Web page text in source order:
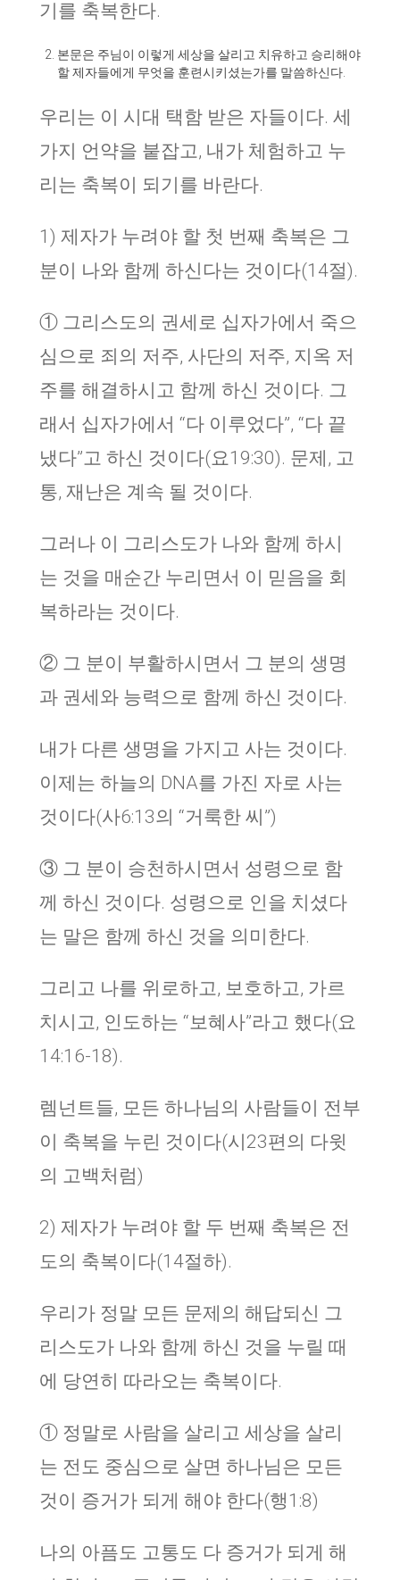
기를 축복한다.
본문은 주님이 이렇게 세상을 살리고 치유하고 승리해야
할 제자들에게 무엇을 훈련시키셨는가를 말씀하신다.
우리는 이 시대 택함 받은 자들이다. 세
가지 언약을 붙잡고, 내가 체험하고 누
리는 축복이 되기를 바란다.
1) 제자가 누려야 할 첫 번째 축복은 그
분이 나와 함께 하신다는 것이다(14절).
① 그리스도의 권세로 십자가에서 죽으
심으로 죄의 저주, 사단의 저주, 지옥 저
주를 해결하시고 함께 하신 것이다. 그
래서 십자가에서 “다 이루었다”, “다 끝
냈다”고 하신 것이다(요19:30). 문제, 고
통, 재난은 계속 될 것이다.
그러나 이 그리스도가 나와 함께 하시
는 것을 매순간 누리면서 이 믿음을 회
복하라는 것이다.
② 그 분이 부활하시면서 그 분의 생명
과 권세와 능력으로 함께 하신 것이다.
내가 다른 생명을 가지고 사는 것이다.
이제는 하늘의 DNA를 가진 자로 사는
것이다(사6:13의 “거룩한 씨”)
③ 그 분이 승천하시면서 성령으로 함
께 하신 것이다. 성령으로 인을 치셨다
는 말은 함께 하신 것을 의미한다.
그리고 나를 위로하고, 보호하고, 가르
치시고, 인도하는 “보혜사”라고 했다(요
14:16-18).
렘넌트들, 모든 하나님의 사람들이 전부
이 축복을 누린 것이다(시23편의 다윗
의 고백처럼)
2) 제자가 누려야 할 두 번째 축복은 전
도의 축복이다(14절하).
우리가 정말 모든 문제의 해답되신 그
리스도가 나와 함께 하신 것을 누릴 때
에 당연히 따라오는 축복이다.
① 정말로 사람을 살리고 세상을 살리
는 전도 중심으로 살면 하나님은 모든
것이 증거가 되게 해야 한다(행1:8)
나의 아픔도 고통도 다 증거가 되게 해